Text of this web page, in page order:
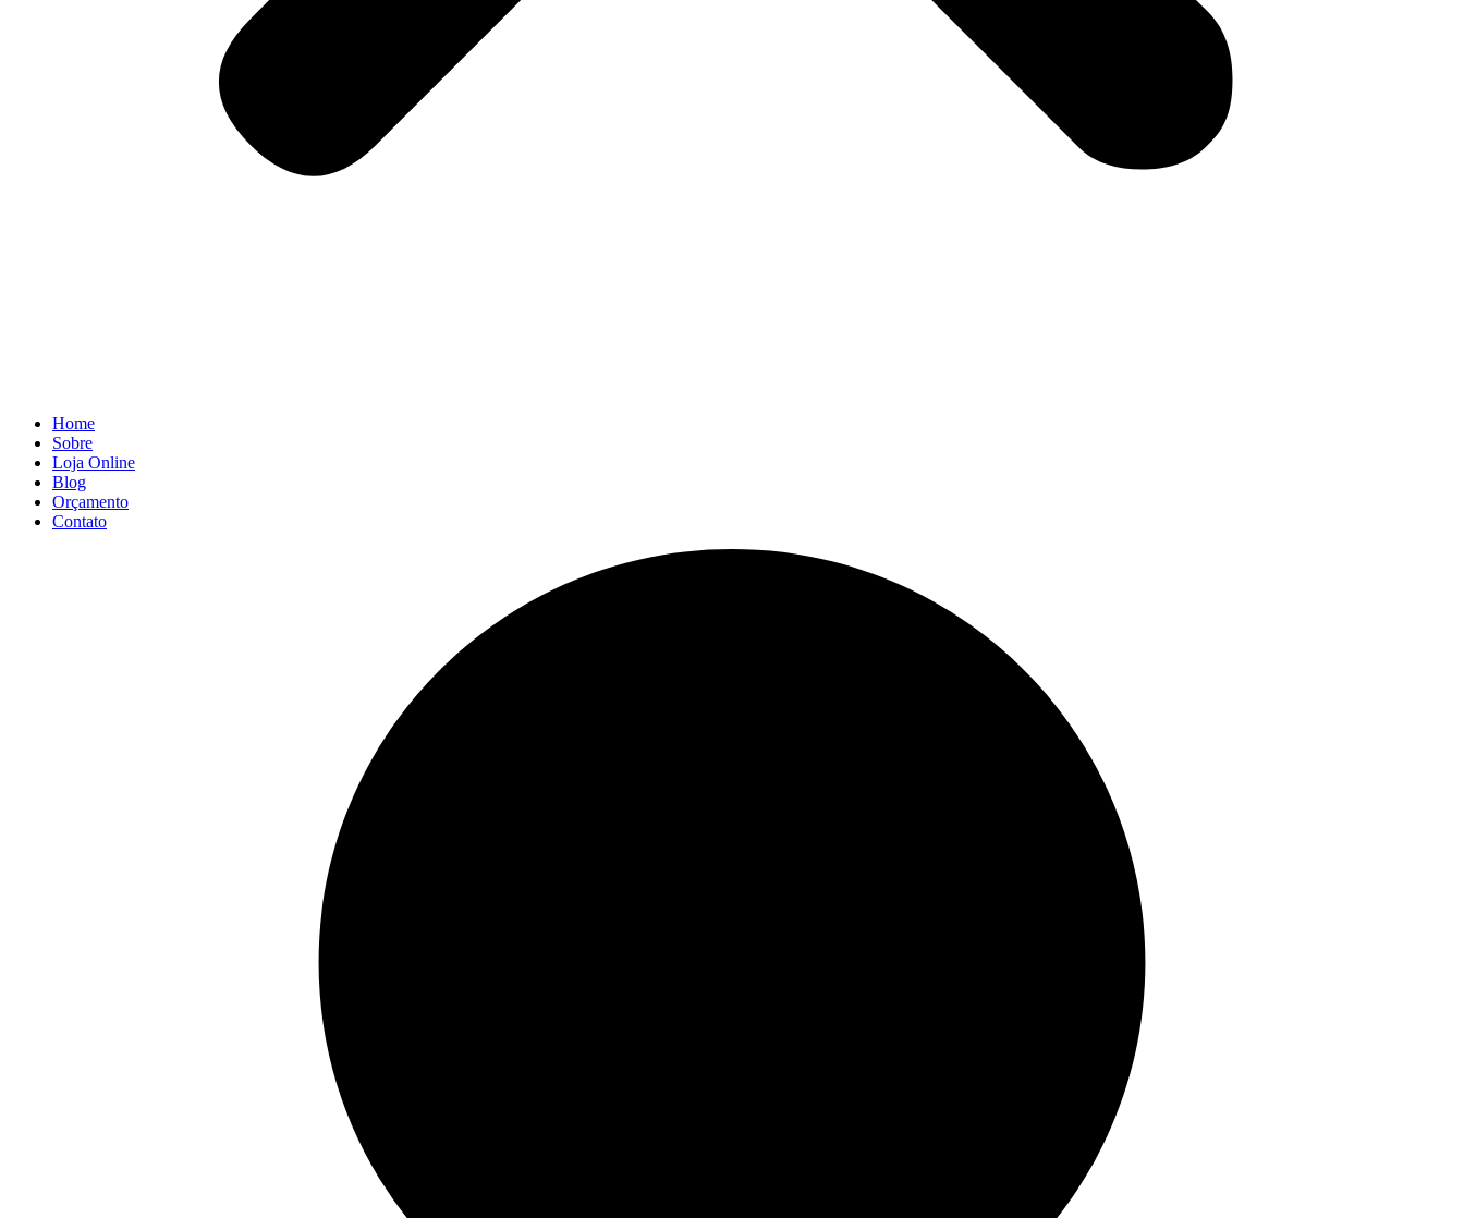
Home
Sobre
Loja Online
Blog
Orçamento
Contato